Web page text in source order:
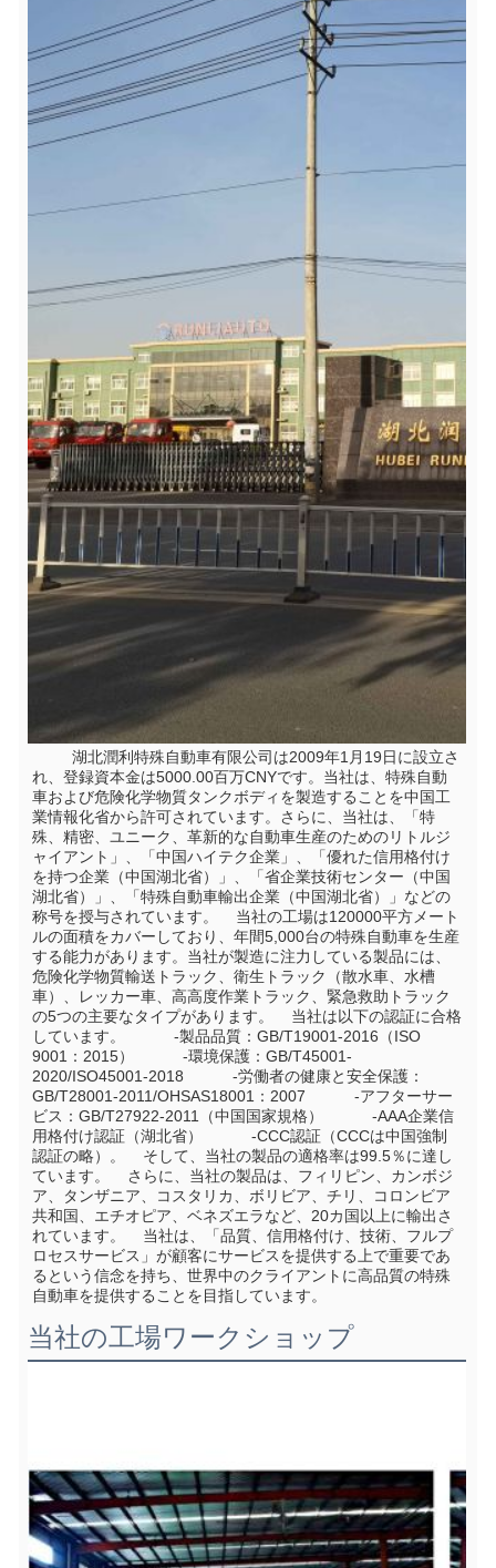
れ、登録資本金は5000.00百万CNYです。当社は、特殊自動
車および危険化学物質タンクボディを製造することを中国工
業情報化省から許可されています。さらに、当社は、「特
殊、精密、ユニーク、革新的な自動車生産のためのリトルジ
ャイアント」、「中国ハイテク企業」、「優れた信用格付け
を持つ企業（中国湖北省）」、「省企業技術センター（中国
湖北省）」、「特殊自動車輸出企業（中国湖北省）」などの
称号を授与されています。    当社の工場は120000平方メート
ルの面積をカバーしており、年間5,000台の特殊自動車を生産
する能力があります。当社が製造に注力している製品には、
危険化学物質輸送トラック、衛生トラック（散水車、水槽
車）、レッカー車、高高度作業トラック、緊急救助トラック
の5つの主要なタイプがあります。    当社は以下の認証に合格
しています。           -製品品質：GB/T19001-2016（ISO
9001：2015）           -環境保護：GB/T45001-
2020/ISO45001-2018           -労働者の健康と安全保護：
GB/T28001-2011/OHSAS18001：2007           -アフターサー
ビス：GB/T27922-2011（中国国家規格）           -AAA企業信
用格付け認証（湖北省）           -CCC認証（CCCは中国強制
認証の略）。    そして、当社の製品の適格率は99.5％に達し
ています。    さらに、当社の製品は、フィリピン、カンボジ
ア、タンザニア、コスタリカ、ボリビア、チリ、コロンビア
共和国、エチオピア、ベネズエラなど、20カ国以上に輸出さ
れています。    当社は、「品質、信用格付け、技術、フルプ
ロセスサービス」が顧客にサービスを提供する上で重要であ
るという信念を持ち、世界中のクライアントに高品質の特殊
自動車を提供することを目指しています。
当社の工場ワークショップ